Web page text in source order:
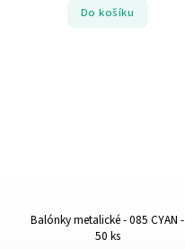
Do košíku
Balónky metalické - 085 CYAN -
50 ks